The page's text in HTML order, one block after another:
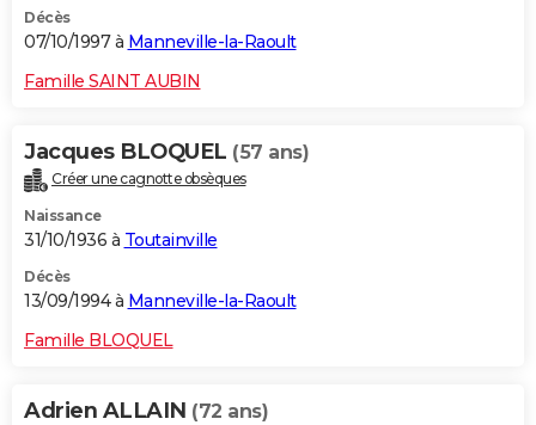
Décès
07/10/1997 à Manneville-la-Raoult
Famille SAINT AUBIN
Jacques BLOQUEL (57 ans)
Créer une cagnotte obsèques
Naissance
31/10/1936 à Toutainville
Décès
13/09/1994 à Manneville-la-Raoult
Famille BLOQUEL
Adrien ALLAIN (72 ans)